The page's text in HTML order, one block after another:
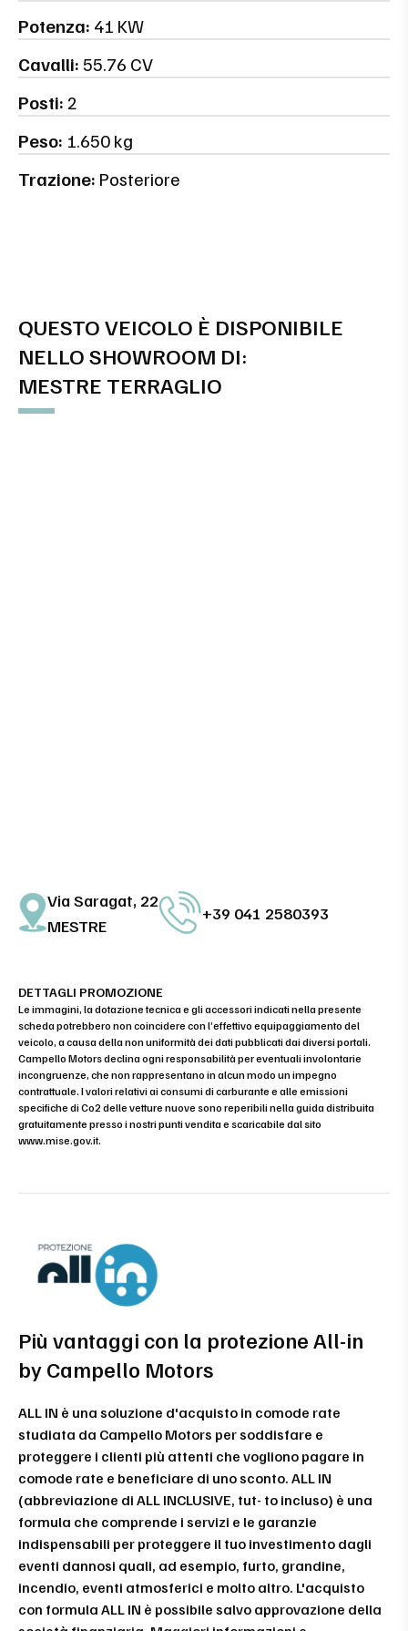
Potenza: 41 KW
Cavalli:55.76 CV
Posti: 2
Peso: 1.650 kg
Trazione: Posteriore
QUESTO VEICOLO È DISPONIBILE
NELLO SHOWROOM DI:
MESTRE TERRAGLIO
Via Saragat, 22
MESTRE
+39 041 2580393
DETTAGLI PROMOZIONE
Le immagini, la dotazione tecnica e gli accessori indicati nella presente
scheda potrebbero non coincidere con l’effettivo equipaggiamento del
veicolo, a causa della non uniformità dei dati pubblicati dai diversi portali.
Campello Motors declina ogni responsabilità per eventuali involontarie
incongruenze, che non rappresentano in alcun modo un impegno
contrattuale. I valori relativi ai consumi di carburante e alle emissioni
specifiche di Co2 delle vetture nuove sono reperibili nella guida distribuita
gratuitamente presso i nostri punti vendita e scaricabile dal sito
www.mise.gov.it.
Più vantaggi con la protezione All-in
by Campello Motors
ALL IN è una soluzione d'acquisto in comode rate
studiata da Campello Motors per soddisfare e
proteggere i clienti più attenti che vogliono pagare in
comode rate e beneficiare di uno sconto. ALL IN
(abbreviazione di ALL INCLUSIVE, tut- to incluso) è una
formula che comprende i servizi e le garanzie
indispensabili per proteggere il tuo investimento dagli
eventi dannosi quali, ad esempio, furto, grandine,
incendio, eventi atmosferici e molto altro. L'acquisto
con formula ALL IN è possibile salvo approvazione della